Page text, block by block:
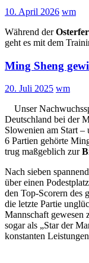
10. April 2026 wm
Während der
geht es mit dem
Ming Sheng
20. Juli 2025 wm
Unser
Deutschland bei der
Slowenien am Start
6 Partien gehörte
trug maßgeblich zur
Nach sieben
über einen
den Top-Scorern des
die letzte Partie
Mannschaft gewesen
sogar als „Star der
konstanten